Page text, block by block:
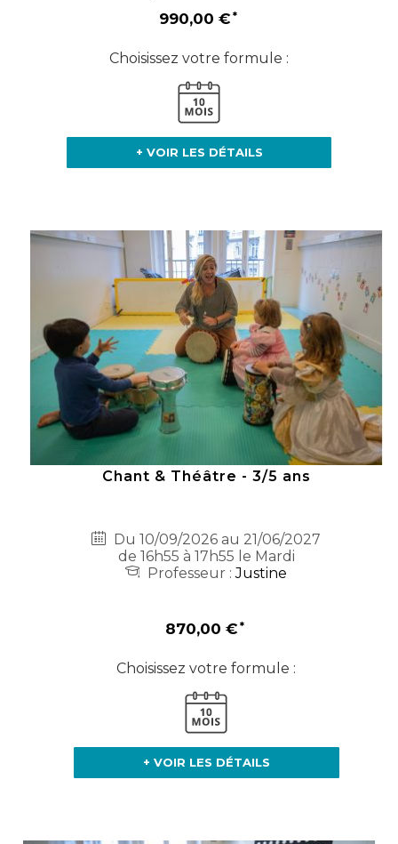
990,00 €
Choisissez votre formule :
+ VOIR LES DÉTAILS
Chant & Théâtre - 3/5 ans
Du 10/09/2026 au 21/06/2027
de 16h55 à 17h55 le Mardi
Professeur :Justine
870,00 €
Choisissez votre formule :
+ VOIR LES DÉTAILS